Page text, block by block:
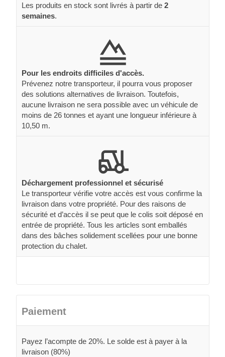
Les produits en stock sont livrés à partir de 2
semaines.
Pour les endroits difficiles d'accès.
Prévenez notre transporteur, il pourra vous proposer
des solutions alternatives de livraison. Toutefois,
aucune livraison ne sera possible avec un véhicule de
moins de 26 tonnes et ayant une longueur inférieure à
10,50 m.
Déchargement professionnel et sécurisé
Le transporteur vérifie votre accès est vous confirme la
livraison dans votre propriété. Pour des raisons de
sécurité et d’accès il se peut que le colis soit déposé en
entrée de propriété. Tous les articles sont emballés
dans des bâches solidement scellées pour une bonne
protection du chalet.
Paiement
Payez l’acompte de 20%. Le solde est à payer à la
livraison (80%)